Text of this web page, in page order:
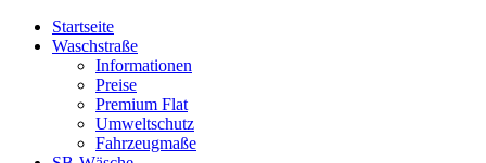
Startseite
Waschstraße
Informationen
Preise
Premium Flat
Umweltschutz
Fahrzeugmaße